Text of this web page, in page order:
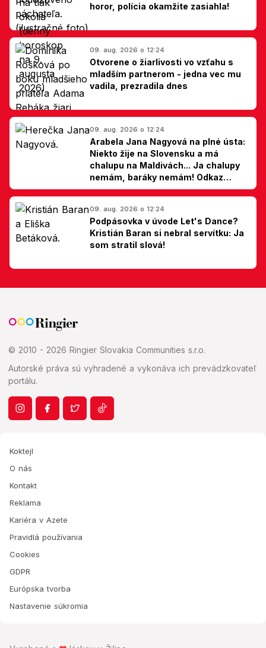
horor, polícia okamžite zasiahla!
09. aug. 2026 o 12:24
Otvorene o žiarlivosti vo vzťahu s
mladším partnerom - jedna vec mu
vadila, prezradila dnes
09. aug. 2026 o 12:24
Arabela Jana Nagyová na plné ústa:
Niekto žije na Slovensku a má
chalupu na Maldivách... Ja chalupy
nemám, baráky nemám! Odkaz
Slovákom
09. aug. 2026 o 12:24
Podpásovka v úvode Let's Dance?
Kristián Baran si nebral servítku: Ja
som stratil slová!
© 2010 - 2026 Ringier Slovakia Communities s.r.o.
Autorské práva sú vyhradené a vykonáva ich prevádzkovateľ
portálu.
Koktejl
O nás
Kontakt
Reklama
Kariéra v Azete
Pravidlá používania
Cookies
GDPR
Európska tvorba
Nastavenie súkromia